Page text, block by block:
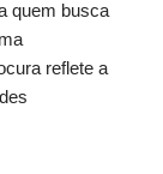
quem busca
reflete a